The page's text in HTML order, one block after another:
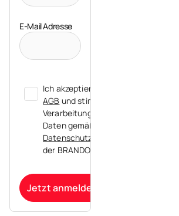
E-Mail Adresse
Ich akzeptiere die
AGB und stimme der
Verarbeitung meiner
Daten gemäß der
Datenschutzerklärung
der BRANDORA zu.
Jetzt anmelden